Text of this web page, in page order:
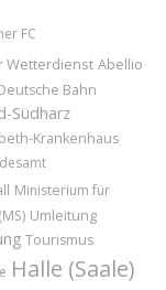
FC
Wetterdienst Abellio
Bahn
Südharz
Krankenhaus
Ministerium für
Umleitung
Tourismus
Halle (Saale)